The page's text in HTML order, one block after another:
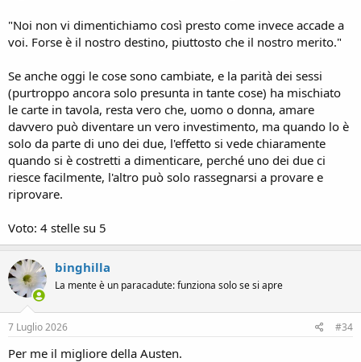
"Noi non vi dimentichiamo così presto come invece accade a
voi. Forse è il nostro destino, piuttosto che il nostro merito."
Se anche oggi le cose sono cambiate, e la parità dei sessi
(purtroppo ancora solo presunta in tante cose) ha mischiato
le carte in tavola, resta vero che, uomo o donna, amare
davvero può diventare un vero investimento, ma quando lo è
solo da parte di uno dei due, l'effetto si vede chiaramente
quando si è costretti a dimenticare, perché uno dei due ci
riesce facilmente, l'altro può solo rassegnarsi a provare e
riprovare.
Voto: 4 stelle su 5
binghilla
La mente è un paracadute: funziona solo se si apre
7 Luglio 2026 #34
Per me il migliore della Austen.